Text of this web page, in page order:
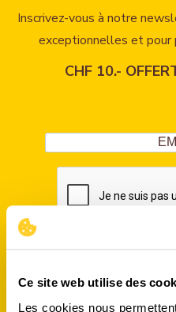
Ce site web utilise des
Les cookies nous
Inscrivez-vous à notre
exceptionnelles et pour
CHF 10.-